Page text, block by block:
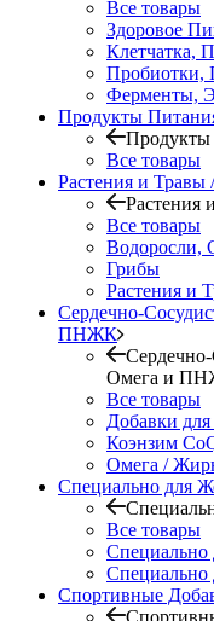
Все товары
Здоровое
Клетчатка,
Пробиотки,
Ферменты,
Продукты
Все товары
Растения и
Растения
Все товары
Водоросли,
Грибы
Растения и
Сердечно-
ПНЖК
Омега и
Все товары
Добавки
Коэнзим
Омега /
Специально для
Все товары
Спортивные